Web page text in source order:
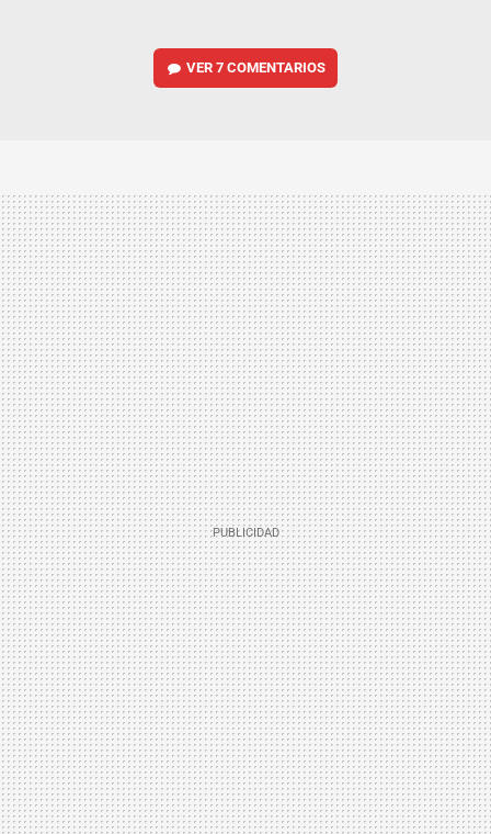
VER7 COMENTARIOS